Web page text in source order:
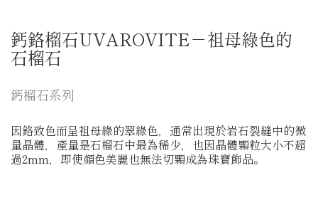
鈣鉻榴石UVAROVITE－祖母綠色的
石榴石
鈣榴石系列
因鉻致色而呈祖母綠的翠綠色，通常出現於岩石裂縫中的微
量晶體，產量是石榴石中最為稀少，也因晶體顆粒大小不超
過2mm，即使顏色美麗也無法切顆成為珠寶飾品。